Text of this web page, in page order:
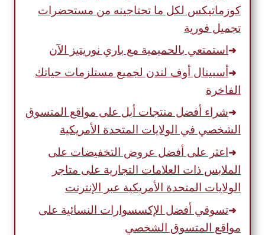
كوزماتيكس لكل ما تحتاجينه من مستحضرات
تجميل فورية
استمتعي بالحميمية مع باري نوريتيز الآن
أسبينال أوف لندن لجميع مستلزمات حياتك
الفاخرة
شراء أفضل منتجات أبل على مواقع المتسوق
الشخصي في الولايات المتحدة الأمريكية
اعثر على أفضل عروض التخفيضات على
الملابس ذات العلامات التجارية على متاجر
الولايات المتحدة الأمريكية عبر الإنترنت
تسوقي أفضل الإكسسوارات النسائية على
مواقع المتسوق الشخصي